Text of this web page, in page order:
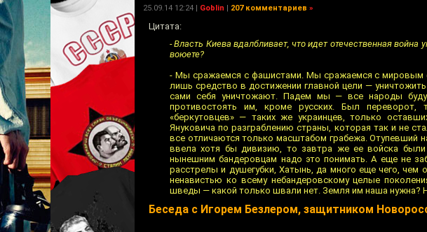
25.09.14 12:24 | Goblin | 207 комментариев »
Цитата:
- Власть Киева вдалбливает, что идет отечественная
воюете?
- Мы сражаемся с фашистами. Мы сражаемся с мировым
лишь средство в достижении главной цели —
сами себя уничтожают. Падем мы — все народы
противостоять им, кроме русских. Был переворот,
«беркутовцев» — таких же украинцев, только
Януковича по разграблению страны, которая так и не
все отличаются только масштабом грабежа. Отупевший
ввела хотя бы дивизию, то завтра же ее войска
нынешним бандеровцам надо это понимать. А еще не
расстрелы и душегубки, Хатынь, да много еще чего,
ненавистью ко всему небандеровскому целые
шведы — какой только швали нет. Земля им наша нужна?
Беседа с Игорем Безлером, защитником